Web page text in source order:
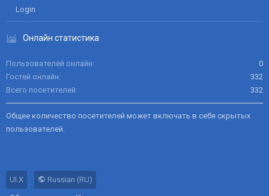
Login
Онлайн статистика
Пользователей онлайн
0
Гостей онлайн
332
Всего посетителей
332
Общее количество посетителей может включать в себя скрытых
пользователей.
UI.X
Russian (RU)